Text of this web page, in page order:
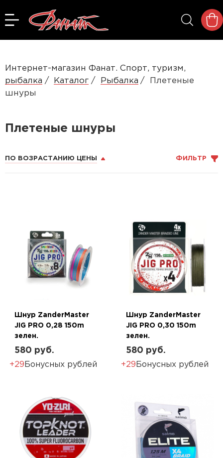
Интернет-магазин Фанат. Спорт, туризм,
рыбалка
Каталог Рыбалка
Плетеные
шнуры
Плетеные шнуры
ПО ВОЗРАСТАНИЮ ЦЕНЫ ФИЛЬТР
Шнур ZanderMaster
JIG PRO 0,28 150m
зелен.
580 руб.
+29 Бонусных рублей
Шнур ZanderMaster
JIG PRO 0,30 150m
зелен.
580 руб.
+29 Бонусных рублей